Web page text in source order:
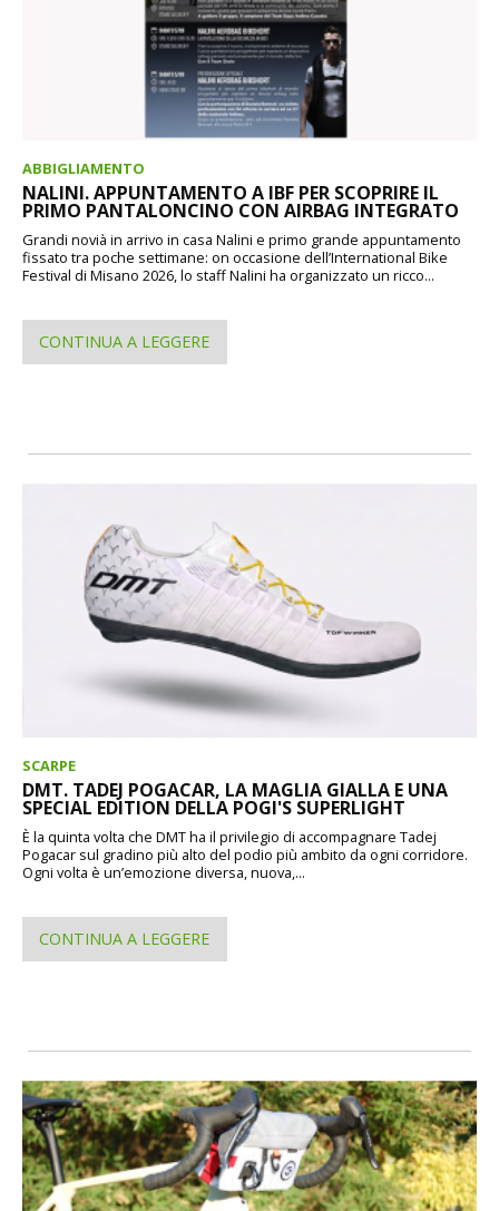
ABBIGLIAMENTO
NALINI. APPUNTAMENTO A IBF PER SCOPRIRE IL
PRIMO PANTALONCINO CON AIRBAG INTEGRATO
Grandi novià in arrivo in casa Nalini e primo grande appuntamento
fissato tra poche settimane: on occasione dell’International Bike
Festival di Misano 2026, lo staff Nalini ha organizzato un ricco...
CONTINUA A LEGGERE
SCARPE
DMT. TADEJ POGACAR, LA MAGLIA GIALLA E UNA
SPECIAL EDITION DELLA POGI'S SUPERLIGHT
È la quinta volta che DMT ha il privilegio di accompagnare Tadej
Pogacar sul gradino più alto del podio più ambito da ogni corridore.
Ogni volta è un’emozione diversa, nuova,...
CONTINUA A LEGGERE